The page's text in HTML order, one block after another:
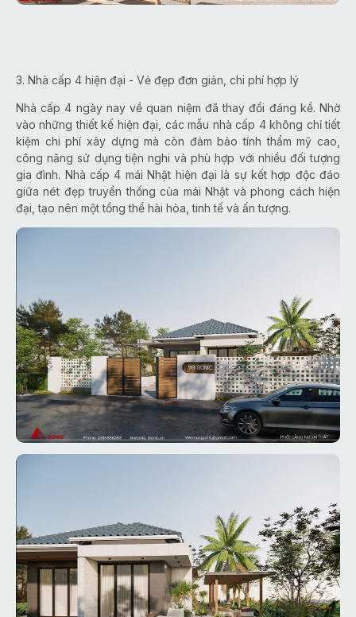
3. Nhà cấp 4 hiện đại - Vẻ đẹp đơn giản, chi phí hợp lý
Nhà cấp 4 ngày nay về quan niệm đã thay đổi đáng kể. Nhờ
vào những thiết kế hiện đại, các mẫu nhà cấp 4 không chỉ tiết
kiệm chi phí xây dựng mà còn đảm bảo tính thẩm mỹ cao,
công năng sử dụng tiện nghi và phù hợp với nhiều đối tượng
gia đình. Nhà cấp 4 mái Nhật hiện đại là sự kết hợp độc đáo
giữa nét đẹp truyền thống của mái Nhật và phong cách hiện
đại, tạo nên một tổng thể hài hòa, tinh tế và ấn tượng.